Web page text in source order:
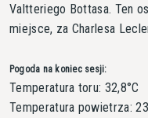
Valtteriego Bottasa. Ten
miejsce, za Charlesa
Pogoda na koniec sesji:
Temperatura toru: 32,8°C
Temperatura powietrza: